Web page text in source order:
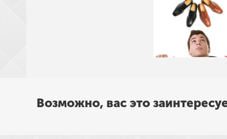
Возможно, вас это